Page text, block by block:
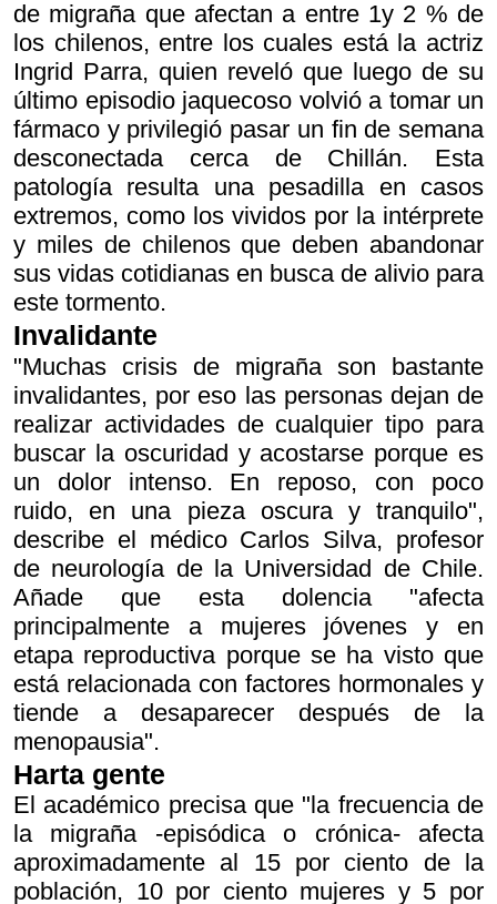
de migraña que afectan a entre 1y 2 % de
los chilenos, entre los cuales está la actriz
Ingrid Parra, quien reveló que luego de su
último episodio jaquecoso volvió a tomar un
fármaco y privilegió pasar un fin de semana
desconectada cerca de Chillán. Esta
patología resulta una pesadilla en casos
extremos, como los vividos por la intérprete
y miles de chilenos que deben abandonar
sus vidas cotidianas en busca de alivio para
este tormento.
Invalidante
"Muchas crisis de migraña son bastante
invalidantes, por eso las personas dejan de
realizar actividades de cualquier tipo para
buscar la oscuridad y acostarse porque es
un dolor intenso. En reposo, con poco
ruido, en una pieza oscura y tranquilo",
describe el médico Carlos Silva, profesor
de neurología de la Universidad de Chile.
Añade que esta dolencia "afecta
principalmente a mujeres jóvenes y en
etapa reproductiva porque se ha visto que
está relacionada con factores hormonales y
tiende a desaparecer después de la
menopausia".
Harta gente
El académico precisa que "la frecuencia de
la migraña -episódica o crónica- afecta
aproximadamente al 15 por ciento de la
población, 10 por ciento mujeres y 5 por